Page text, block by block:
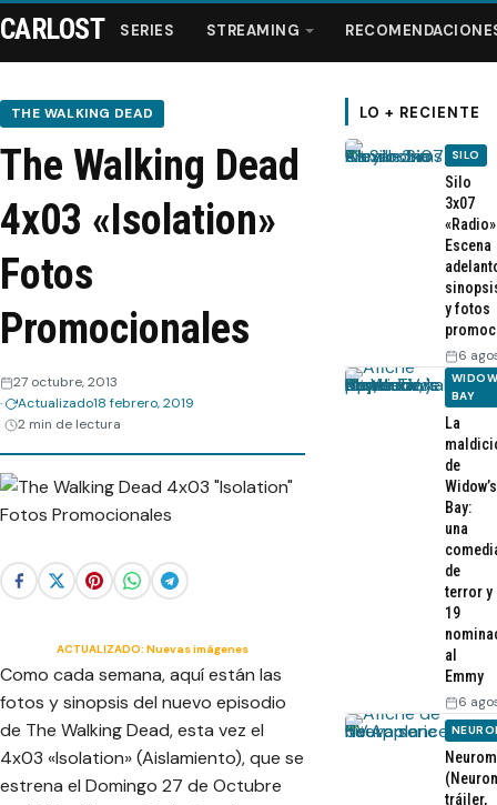
Series
Streaming
Recomendaciones
Webisodios
CARLOST SERIES STREAMING
THE WALKING DEAD
The Walking Dead
4x03 «Isolation»
Fotos
Promocionales
27 octubre, 2013
Actualizado18 febrero, 2019
2 min de lectura
ACTUALIZADO: Nuevas imágenes
Como cada semana, aquí están las
fotos y sinopsis del nuevo episodio
de The Walking Dead, esta vez el
4x03 «Isolation» (Aislamiento), que se
estrena el Domingo 27 de Octubre
LO + RECIENTE
SILO
Silo
3x07
Escena
y fotos
6
BAY
La
de
Widow’s
Bay:
una
de
terror y
19
al
Emmy
6
tráiler,